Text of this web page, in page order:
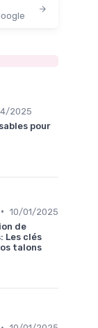
2025
pour
• 10/01/2025
de
Les clés
talons